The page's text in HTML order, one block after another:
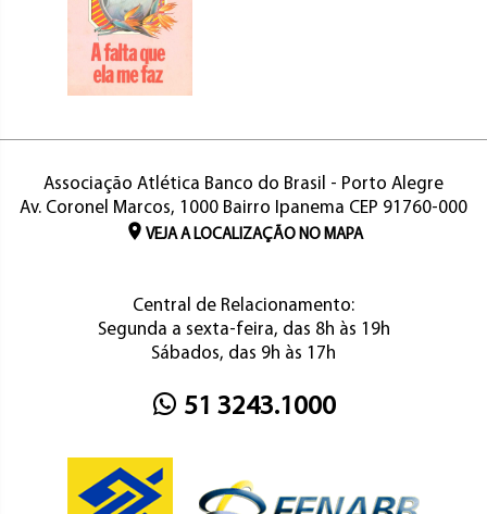
Associação Atlética Banco do Brasil - Porto Alegre
Av. Coronel Marcos, 1000 Bairro Ipanema CEP 91760-000
VEJA A LOCALIZAÇÃO NO MAPA
Central de Relacionamento:
Segunda a sexta-feira, das 8h às 19h
Sábados, das 9h às 17h
51 3243.1000